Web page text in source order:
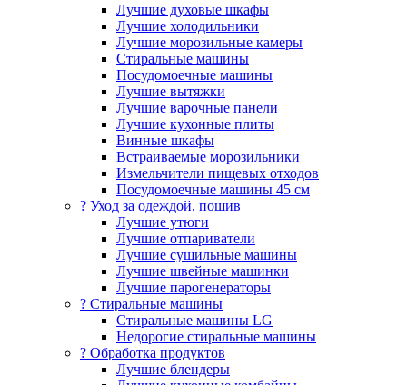
Лучшие духовые шкафы
Лучшие холодильники
Лучшие морозильные камеры
Стиральные машины
Посудомоечные машины
Лучшие вытяжки
Лучшие варочные панели
Лучшие кухонные плиты
Винные шкафы
Встраиваемые морозильники
Измельчители пищевых отходов
Посудомоечные машины 45 см
? Уход за одеждой, пошив
Лучшие утюги
Лучшие отпариватели
Лучшие сушильные машины
Лучшие швейные машинки
Лучшие парогенераторы
? Стиральные машины
Стиральные машины LG
Недорогие стиральные машины
? Обработка продуктов
Лучшие блендеры